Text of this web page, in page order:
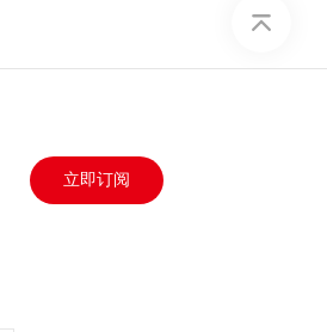
立即订阅